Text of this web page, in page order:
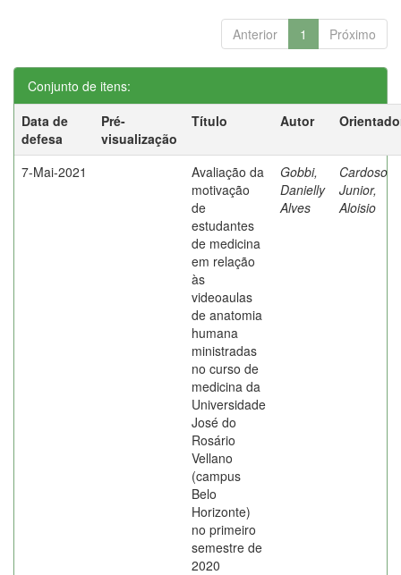
Anterior 1 Próximo
Conjunto de itens:
Data de
defesa
Pré-
visualização
Título Autor
7-Mai-2021
Avaliação da
motivação
de
estudantes
de medicina
em relação
às
videoaulas
de anatomia
humana
ministradas
no curso de
medicina da
Universidade
José do
Rosário
Vellano
(campus
Belo
Horizonte)
no primeiro
semestre de
2020
Gobbi,
Danielly
Alves
Cardoso
Junior,
Aloisio